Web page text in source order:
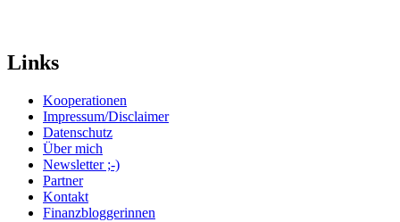
Links
Kooperationen
Impressum/Disclaimer
Datenschutz
Über mich
Newsletter ;-)
Partner
Kontakt
Finanzbloggerinnen